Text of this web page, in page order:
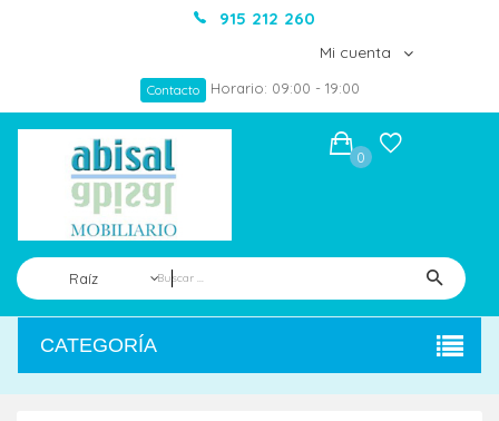
915 212 260
Mi cuenta
Contacto Horario: 09:00 - 19:00
Raíz
0
CATEGORÍA